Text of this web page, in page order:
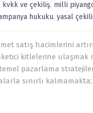
kvkk ve çekiliş, milli
hukuku, yasal
satış hacimlerini
kitlelerine ulaşmak
pazarlama
sınırlı